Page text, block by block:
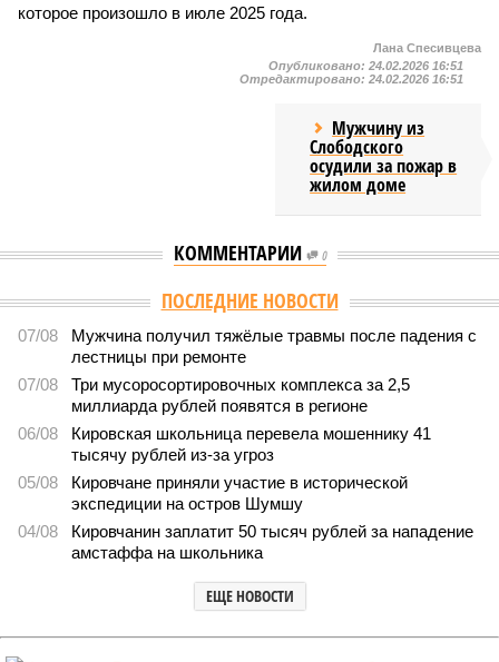
которое произошло в июле 2025 года.
Лана Спесивцева
Опубликовано: 24.02.2026 16:51
Отредактировано: 24.02.2026 16:51
Мужчину из
Слободского
осудили за пожар в
жилом доме
КОММЕНТАРИИ 0
ПОСЛЕДНИЕ НОВОСТИ
07/08
Мужчина получил тяжёлые травмы после падения с
лестницы при ремонте
07/08
Три мусоросортировочных комплекса за 2,5
миллиарда рублей появятся в регионе
06/08
Кировская школьница перевела мошеннику 41
тысячу рублей из-за угроз
05/08
Кировчане приняли участие в исторической
экспедиции на остров Шумшу
04/08
Кировчанин заплатит 50 тысяч рублей за нападение
амстаффа на школьника
ЕЩЕ НОВОСТИ